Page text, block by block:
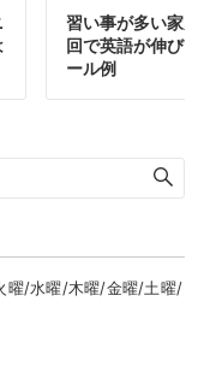
習い事が多い家
回で英語が伸び
ール例
曜/水曜/木曜/金曜/土曜/